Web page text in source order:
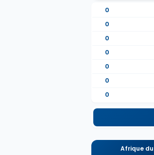
0
0
0
0
0
0
0
Afrique du